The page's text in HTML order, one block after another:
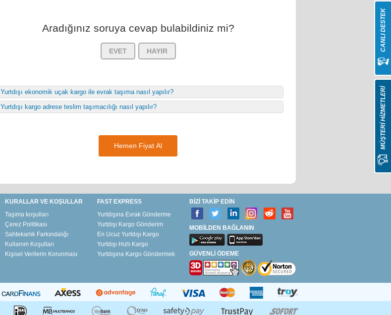
Aradığınız soruya cevap bulabildiniz mi?
EVET HAYIR
Yurtdışı ekonomik uçak kargo ile evrak taşıma nasıl yapılır?
Yurtdışı kargo adrese teslim taşımacılığı nasıl yapılır?
Hemen Fiyat Al
KURALLAR VE KOŞULLAR
Taşıma koşulları
Çerez Politikası
Sahtekarlık Farkındalığı
Kullanım Koşulları
Kişisel Verilerin Korunması
FAST EXPRESS
Yurtdışına Evrak Gönderme
Yurtdışı Kargo Gönderim
En Ucuz Yurtdışı Kargo
Yurtdışı Hızlı Kargo
Yurtdışına Kargo Göndermek
BİZİ TAKİP EDİN
MOBİLDEN BAĞLANIN
GÜVENLİ ÖDEME
MÜŞTERİ HİZMETLERİ
CANLI DESTEK